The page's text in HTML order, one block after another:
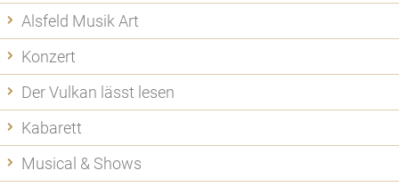
Alsfeld Musik Art
Konzert
Der Vulkan lässt lesen
Kabarett
Musical & Shows